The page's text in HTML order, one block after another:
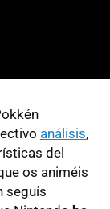
análisis,
del
os animéis
seguís